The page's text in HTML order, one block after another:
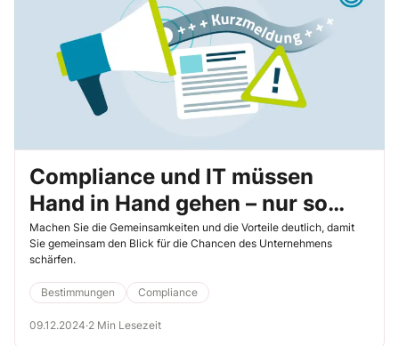
Compliance und IT müssen
Hand in Hand gehen – nur so
überwinden Sie die häufigsten
Hürden
Machen Sie die Gemeinsamkeiten und die Vorteile deutlich, damit
Sie gemeinsam den Blick für die Chancen des Unternehmens
schärfen.
Bestimmungen Compliance
09.12.2024·2 Min Lesezeit